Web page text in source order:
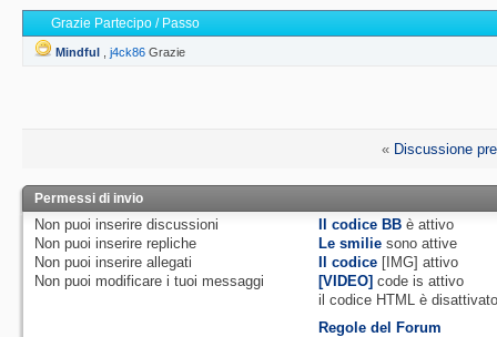
Grazie Partecipo / Passo
Mindful j4ck86 Grazie
« Discussione
Permessi di invio
Non puoi inserire discussioni
Non puoi inserire repliche
Non puoi inserire allegati
Non puoi modificare i tuoi messaggi
Il codice BB èattivo
Le smilie sono attive
Il codice [IMG]attivo
[VIDEO] code isattivo
il codice HTML è
Regole del Forum